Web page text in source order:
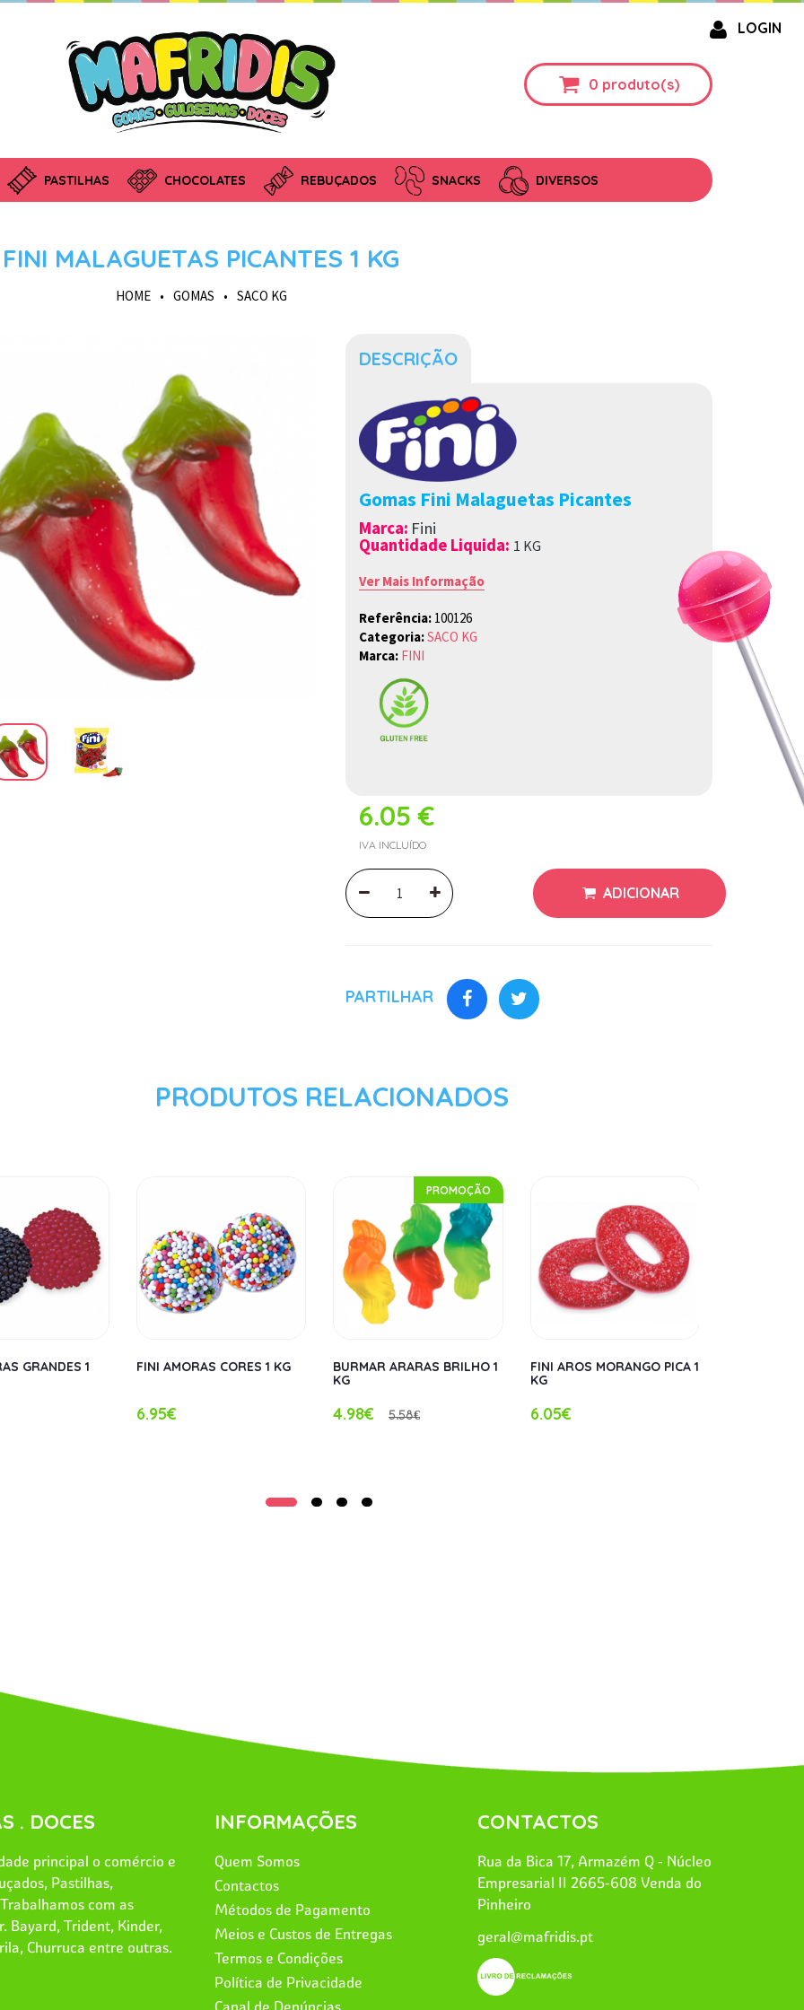
LOGIN
0 produto(s)
PASTILHAS CHOCOLATES REBUÇADOS SNACKS DIVERSOS
FINI MALAGUETAS PICANTES 1 KG
HOME • GOMAS • SACO KG
DESCRIÇÃO
Gomas Fini Malaguetas Picantes
Marca: Fini
Quantidade Liquida: 1 KG
Ver Mais Informação
Referência: 100126
Categoria:SACO KG
Marca: FINI
6.05 €
IVA INCLUÍDO
ADICIONAR
PARTILHAR
PRODUTOS RELACIONADOS
GRANDES 1
FINI AMORAS CORES 1 KG
6.95€
PROMOÇÃO
BURMAR ARARAS BRILHO 1
KG
4.98€ 5.58€
FINI AROS MORANGO PICA 1
KG
6.05€
. DOCES
principal o comércio e
Pastilhas,
com as
Bayard, Trident, Kinder,
Churruca entre outras.
INFORMAÇÕES
Quem Somos
Contactos
Métodos de Pagamento
Meios e Custos de Entregas
Termos e Condições
Política de Privacidade
Canal de Denúncias
CONTACTOS
Rua da Bica 17, Armazém Q - Núcleo
Empresarial II 2665-608 Venda do
Pinheiro
geral@mafridis.pt